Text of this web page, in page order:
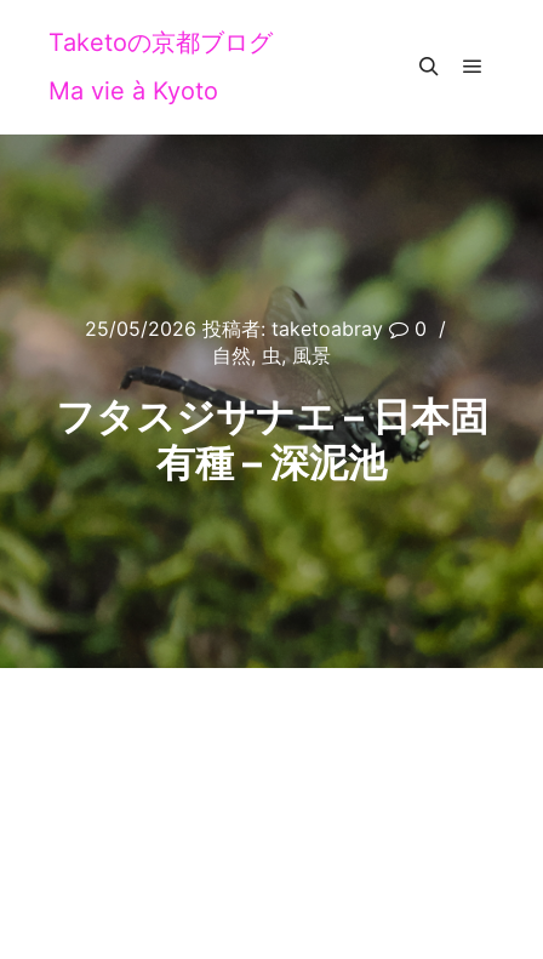
Taketoの京都ブログ
Ma vie à Kyoto
25/05/2026投稿者: taketoabray
0
自然, 虫,風景
フタスジサナエ – 日本固
有種 – 深泥池